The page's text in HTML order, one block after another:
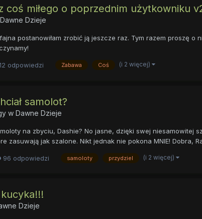
coś miłego o poprzednim użytkowniku
Dawne Dzieje
postanowiłam zrobić ją jeszcze raz. Tym razem proszę
odpowiedzi Zabawa Coś (i 2 więcej)
samolot?
w Dawne Dzieje
na zbyciu, Dashie? No jasne, dzięki swej niesamowitej
zasuwają jak szalone. Nikt jednak nie pokona MNIE! Dobra,
96 odpowiedzi samoloty przydziel (i 2 więcej)
Dzieje